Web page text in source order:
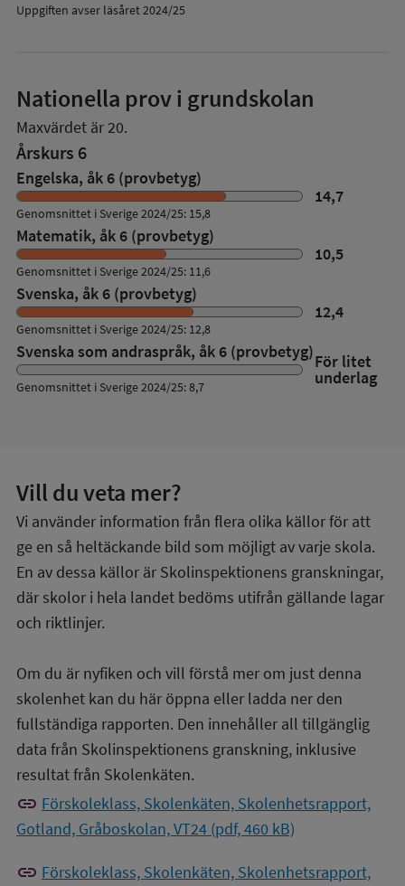
Uppgiften avser läsåret 2024/25
Nationella prov i grundskolan
Maxvärdet är 20.
Årskurs 6
Engelska, åk 6 (provbetyg)
14,7
Genomsnittet i Sverige 2024/25: 15,8
Matematik, åk 6 (provbetyg)
10,5
Genomsnittet i Sverige 2024/25: 11,6
Svenska, åk 6 (provbetyg)
12,4
Genomsnittet i Sverige 2024/25: 12,8
Svenska som andraspråk, åk 6 (provbetyg)För litet
underlag
Genomsnittet i Sverige 2024/25: 8,7
Vill du veta mer?
Vi använder information från flera olika källor för att
ge en så heltäckande bild som möjligt av varje skola.
En av dessa källor är Skolinspektionens granskningar,
där skolor i hela landet bedöms utifrån gällande lagar
och riktlinjer.
Om du är nyfiken och vill förstå mer om just denna
skolenhet kan du här öppna eller ladda ner den
fullständiga rapporten. Den innehåller all tillgänglig
data från Skolinspektionens granskning, inklusive
resultat från Skolenkäten.
link Förskoleklass, Skolenkäten, Skolenhetsrapport,
Gotland, Gråboskolan, VT24 (pdf, 460 kB)
link Förskoleklass, Skolenkäten, Skolenhetsrapport,